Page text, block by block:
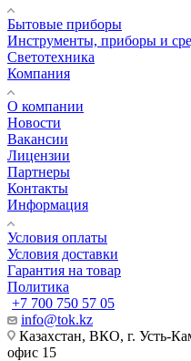
Бытовые приборы
Инструменты, приборы и
Светотехника
Компания
О компании
Новости
Вакансии
Лицензии
Партнеры
Контакты
Информация
Условия оплаты
Условия доставки
Гарантия на товар
Политика
+7 700 750 57 05
info@tok.kz
Казахстан, ВКО, г. Усть-
офис 15